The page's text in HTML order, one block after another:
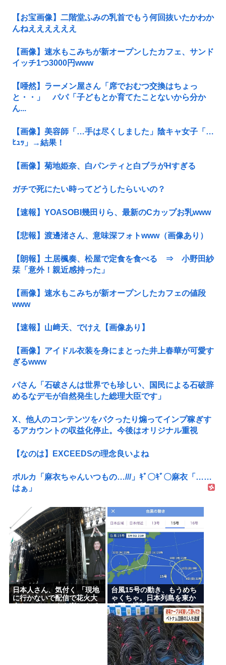
【お宝画像】二階堂ふみの乳首でもう何回抜いたかわか
んねええええええ
【画像】速水もこみちが新オープンしたカフェ、サンド
イッチ1つ3000円www
【唖然】ラーメン屋さん「席でおむつ交換はちょっ
と・・」 パパ「子どもとか育てたことないから分か
ん...
【画像】美容師「…手は尽くしました」陰キャ女子「…
ﾋｭｯ」→結果！
【画像】菊地姫奈、白パンティと白ブラがHすぎる
ガチで死にたい時ってどうしたらいいの？
【速報】YOASOBI幾田りら、最新のCカップお乳www
【悲報】渡邊渚さん、意味深フォトwww（画像あり）
【朗報】土居楓奏、松屋で定食を食べる ⇒ 小野田紗
栞「意外！親近感持った」
【画像】速水もこみちが新オープンしたカフェの値段
www
【速報】山﨑天、でけえ【画像あり】
【画像】アイドル衣装を身にまとった井上春華が可愛す
ぎるwww
パさん「石破さんは世界でも珍しい、国民による石破辞
めるなデモが自然発生した総理大臣です」
X、他人のコンテンツをパクったり煽ってインプ稼ぎす
るアカウントの収益化停止。今後はオリジナル重視
【なのは】EXCEEDSの理念良いよね
ポルカ「麻衣ちゃんいつもの…///」ｷﾞ〇ｷﾞ〇麻衣「……
はぁ」
日本人さん、気付く 「現地
に行かないで配信で花火大
会やフジロックを楽しめば
台風15号の動き、もうめち
ゃくちゃ。日本列島を東か
ら西に横断